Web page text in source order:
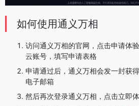
如何使用通义万相
访问通义万相的官网，点击申请体
云账号，填写申请表格
申请通过后，通义万相会发一封获
电子邮箱
然后再次登录通义万相，点击立即